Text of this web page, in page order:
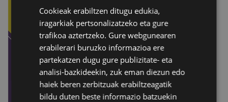
Cookieak erabiltzen ditugu edukia,
iragarkiak pertsonalizatzeko eta gure
trafikoa aztertzeko. Gure webgunearen
erabilerari buruzko informazioa ere
partekatzen dugu gure publizitate- eta
analisi-bazkideekin, zuk eman diezun edo
haiek beren zerbitzuak erabiltzeagatik
bildu duten beste informazio batzuekin